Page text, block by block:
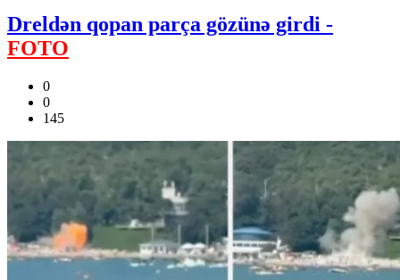
Dreldən qopan parça gözünə girdi -
FOTO
0
0
145